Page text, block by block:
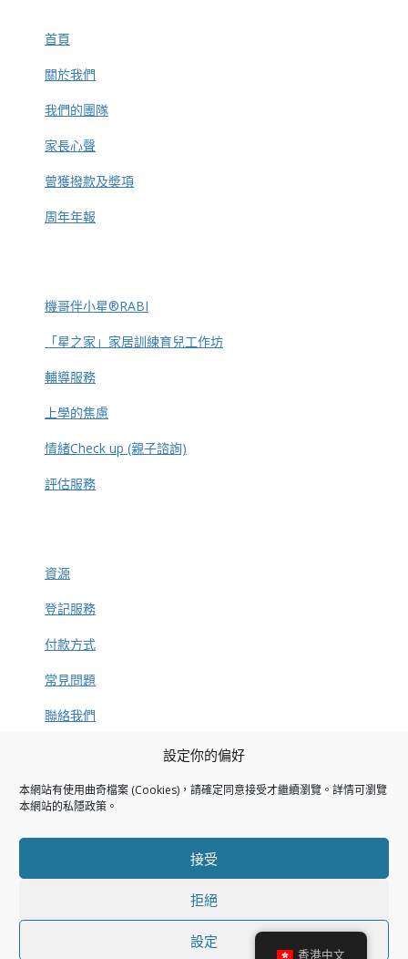
設定你的偏好
本網站有使用曲奇檔案 (Cookies)，請確定同意接受才繼續瀏覽。詳情可瀏覽
本網站的私隱政策 。
接受
拒絕
設定
首頁
關於我們
我們的團隊
家長心聲
曾獲撥款及奬項
周年年報
機哥伴小星®RABI
「星之家」家居訓練育兒工作坊
輔導服務
上學的焦慮
情緒Check up (親子諮詢)
評估服務
資源
登記服務
付款方式
常見問題
聯絡我們
捐款方法
私隱政策
加入 STAR
智趣伴星途有限公司
香港中文